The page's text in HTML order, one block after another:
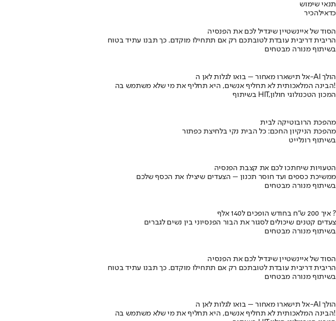
תנאי שימוש
כדאילהכיר
הסוד של איינשטיין שיגדיל לכם את הפנסיה
הריבית דריבית עובדת לטובתכם רק אם תתחילו מוקדם. כך תבנו עתיד בטוח
בשיתוף מנורה מבטחים
אל תישארו מאחור – בואו לגלות לאן ה-AI הולך
הבינה המלאכותית לא תחליף אנשים, היא תחליף את מי שלא משתמש בה!
בשיתוף HIT,המכון הטכנולוגי חולון
מהפכת הרובוטיקה לבית
מהפכת הניקיון החכם: כל הבית נקי בלחיצת כפתור
בשיתוף רונלייט
הטעויות שיחתכו לכם את קצבת הפנסיה
ממשיכת כספים ועד חוסר תכנון – הצעדים שיצילו את הכסף שלכם
בשיתוף מנורה מבטחים
איך 200 ש"ח בחודש הופכים ל140 אלף ?
צעדים קטנים שיכולים לסגור את הבור הפנסיוני בין נשים לגברים
בשיתוף מנורה מבטחים
הסוד של איינשטיין שיגדיל לכם את הפנסיה
הריבית דריבית עובדת לטובתכם רק אם תתחילו מוקדם. כך תבנו עתיד בטוח
בשיתוף מנורה מבטחים
אל תישארו מאחור – בואו לגלות לאן ה-AI הולך
הבינה המלאכותית לא תחליף אנשים, היא תחליף את מי שלא משתמש בה!